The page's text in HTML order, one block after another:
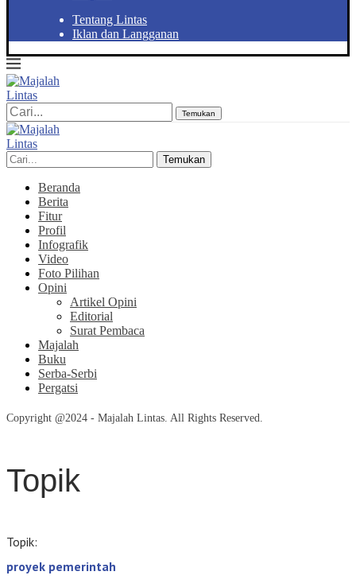
Tentang Lintas
Iklan dan Langganan
Temukan
Temukan
Beranda
Berita
Fitur
Profil
Infografik
Video
Foto Pilihan
Opini
Artikel Opini
Editorial
Surat Pembaca
Majalah
Buku
Serba-Serbi
Pergatsi
Copyright @2024 - Majalah Lintas. All Rights Reserved.
Topik
Topik:
proyek pemerintah